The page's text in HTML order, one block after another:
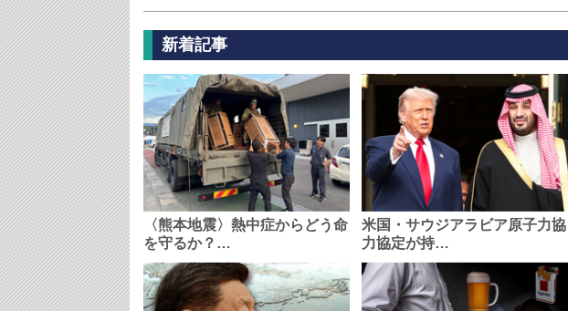
新着記事
〈熊本地震〉熱中症からどう命
を守るか？…
米国・サウジアラビア原子力協
力協定が持…